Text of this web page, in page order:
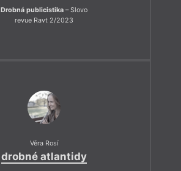
Drobná publicistika – Slovo
revue Ravt 2/2023
Věra Rosí
drobné atlantidy